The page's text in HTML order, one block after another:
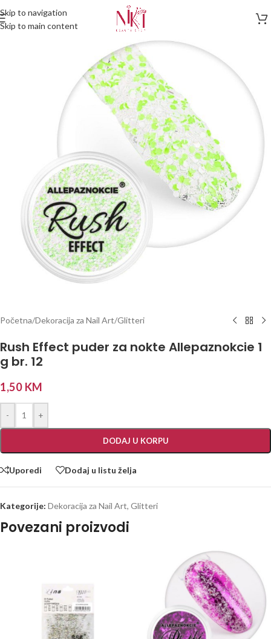
Skip to navigation
Skip to main content
Početna/Dekoracija za Nail Art/Glitteri
Rush Effect puder za nokte Allepaznokcie 1
g br. 12
1,50 KM
- +
DODAJ U KORPU
Uporedi Dodaj u listu želja
Kategorije: Dekoracija za Nail Art, Glitteri
Povezani proizvodi